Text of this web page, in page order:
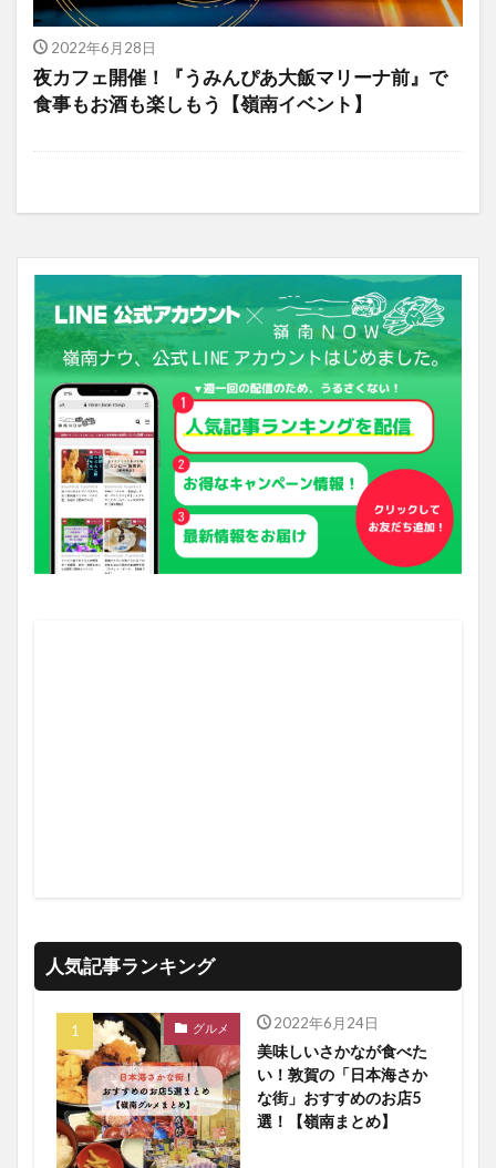
2022年6月28日
夜カフェ開催！『うみんぴあ大飯マリーナ前』で
食事もお酒も楽しもう【嶺南イベント】
人気記事ランキング
グルメ 2022年6月24日
美味しいさかなが食べた
い！敦賀の「日本海さか
な街」おすすめのお店5
選！【嶺南まとめ】